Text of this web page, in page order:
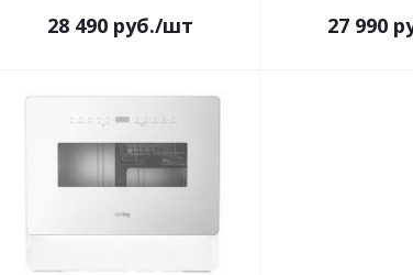
28 490 руб./шт 27 990